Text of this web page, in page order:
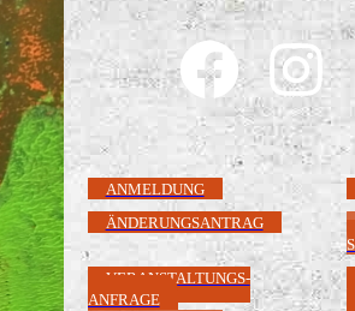
ANMELDUNG
ÄNDERUNGSANTRAG
VERANSTALTUNGS-
ANFRAGE